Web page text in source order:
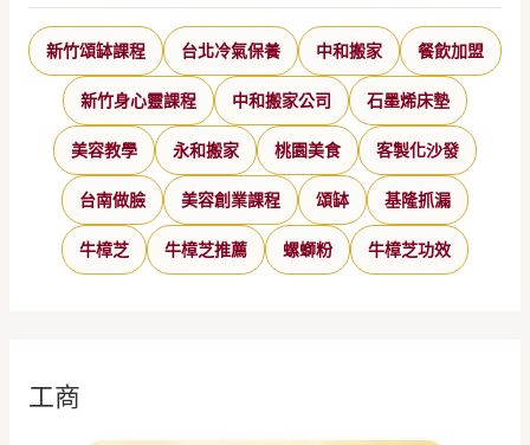
新竹頌缽課程 台北冷氣保養 中和搬家 餐飲加盟
新竹身心靈課程 中和搬家公司 石墨烯床墊
美容教學 永和搬家 桃園美食 客製化沙發
台南做臉 美容創業課程 頌缽 基隆抓漏
牛樟芝 牛樟芝推薦 螺螄粉 牛樟芝功效
工商